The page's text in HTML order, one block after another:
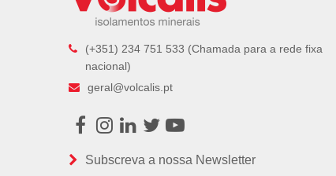
(+351) 234 751 533 (Chamada para a rede fixa
nacional)
geral@volcalis.pt
Facebook
Instagram
LinkedIn
TwitterYoutube
Subscreva a nossa Newsletter